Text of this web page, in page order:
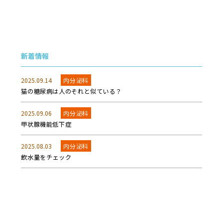
新着情報
2025.09.14 内分泌科
猫の糖尿病は人のそれと似ている？
2025.09.06 内分泌科
甲状腺機能低下症
2025.08.03 内分泌科
飲水量をチェック